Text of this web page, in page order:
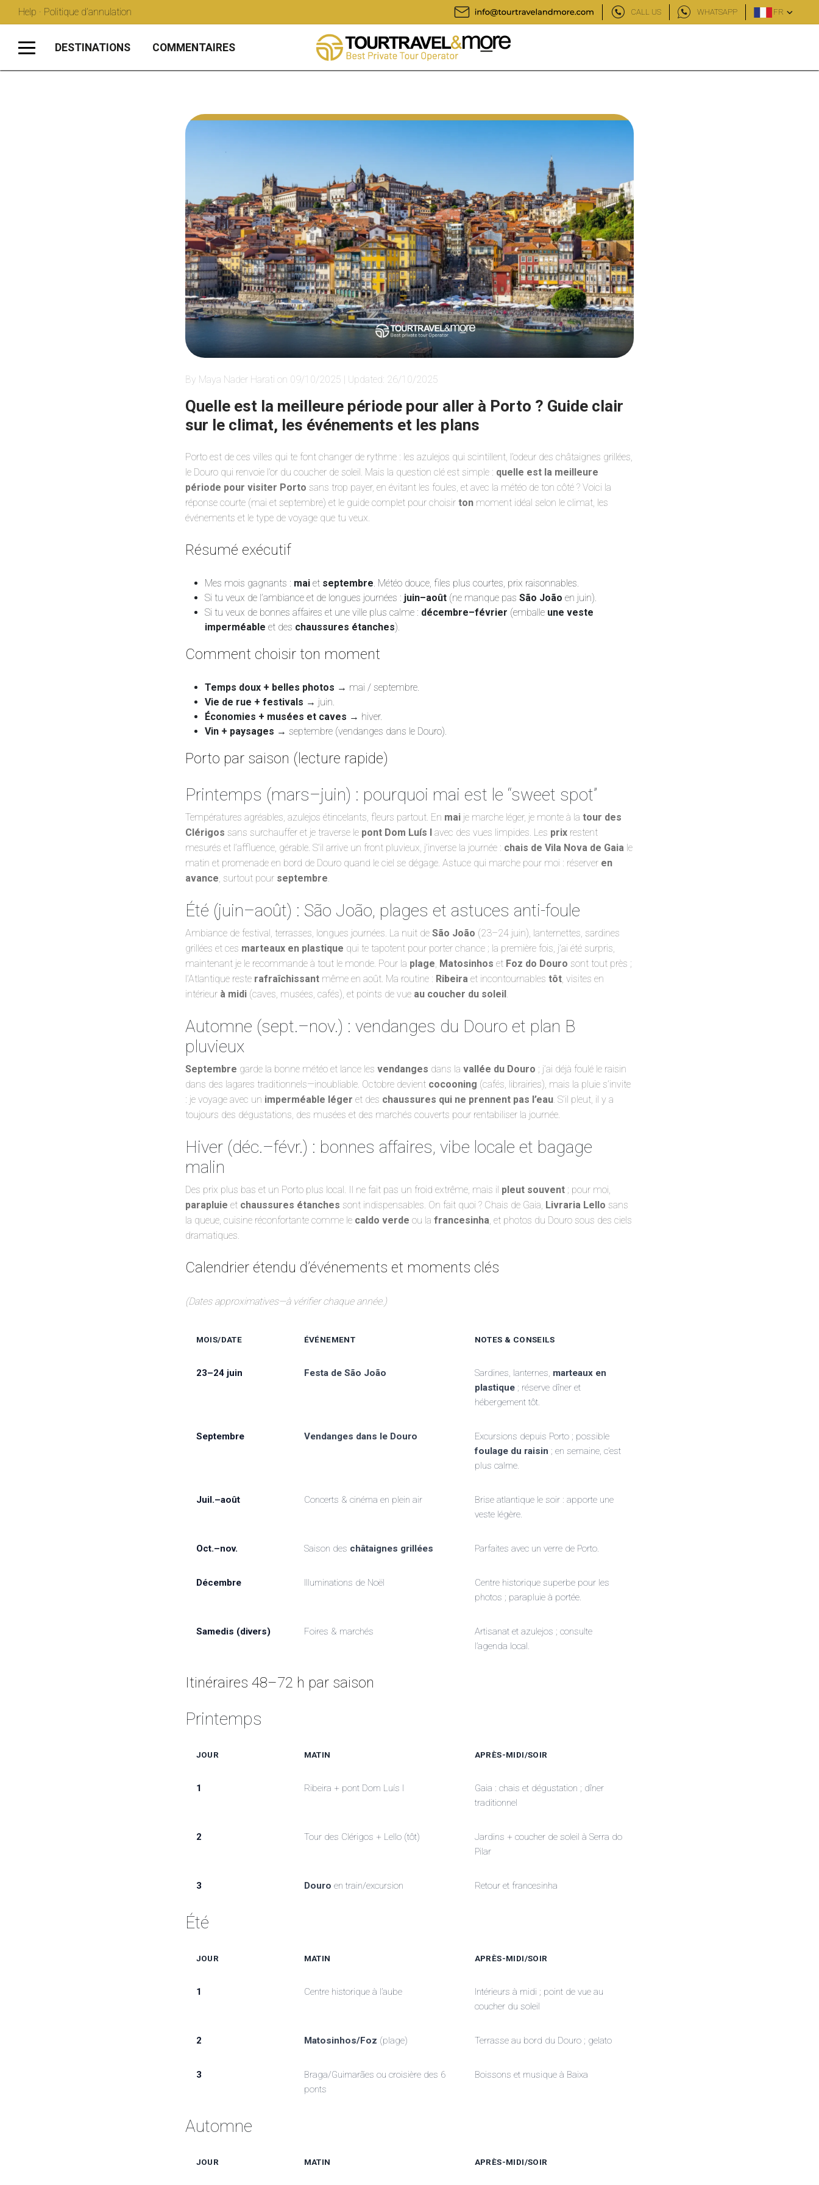
Help · Politique d’annulation CALL US WHATSAPP FR
DESTINATIONS COMMENTAIRES
By Maya Nader Harati on 09/10/2025 | Updated: 26/10/2025
Quelle est la meilleure période pour aller à Porto ? Guide clair
sur le climat, les événements et les plans
Porto est de ces villes qui te font changer de rythme : les azulejos qui scintillent, l’odeur des châtaignes grillées,
le Douro qui renvoie l’or du coucher de soleil. Mais la question clé est simple : quelle est la meilleure
période pour visiter Porto sans trop payer, en évitant les foules, et avec la météo de ton côté ? Voici la
réponse courte (mai et septembre) et le guide complet pour choisir ton moment idéal selon le climat, les
événements et le type de voyage que tu veux.
Résumé exécutif
Mes mois gagnants : mai et septembre. Météo douce, files plus courtes, prix raisonnables.
Si tu veux de l’ambiance et de longues journées : juin–août (ne manque pas São João en juin).
Si tu veux de bonnes affaires et une ville plus calme : décembre–février (emballe une veste
imperméable et des chaussures étanches).
Comment choisir ton moment
Temps doux + belles photos → mai / septembre.
Vie de rue + festivals → juin.
Économies + musées et caves → hiver.
Vin + paysages → septembre (vendanges dans le Douro).
Porto par saison (lecture rapide)
Printemps (mars–juin) : pourquoi mai est le “sweet spot”
Températures agréables, azulejos étincelants, fleurs partout. En mai je marche léger, je monte à la tour des
Clérigos sans surchauffer et je traverse le pont Dom Luís I avec des vues limpides. Les prix restent
mesurés et l’affluence, gérable. S’il arrive un front pluvieux, j’inverse la journée : chais de Vila Nova de Gaia le
matin et promenade en bord de Douro quand le ciel se dégage. Astuce qui marche pour moi : réserver en
avance, surtout pour septembre.
Été (juin–août) : São João, plages et astuces anti-foule
Ambiance de festival, terrasses, longues journées. La nuit de São João (23–24 juin), lanternettes, sardines
grillées et ces marteaux en plastique qui te tapotent pour porter chance ; la première fois, j’ai été surpris,
maintenant je le recommande à tout le monde. Pour la plage, Matosinhos et Foz do Douro sont tout près ;
l’Atlantique reste rafraîchissant même en août. Ma routine : Ribeira et incontournables tôt, visites en
intérieur à midi (caves, musées, cafés), et points de vue au coucher du soleil.
Automne (sept.–nov.) : vendanges du Douro et plan B
pluvieux
Septembre garde la bonne météo et lance les vendanges dans la vallée du Douro ; j’ai déjà foulé le raisin
dans des lagares traditionnels—inoubliable. Octobre devient cocooning (cafés, librairies), mais la pluie s’invite
: je voyage avec un imperméable léger et des chaussures qui ne prennent pas l’eau. S’il pleut, il y a
toujours des dégustations, des musées et des marchés couverts pour rentabiliser la journée.
Hiver (déc.–févr.) : bonnes affaires, vibe locale et bagage
malin
Des prix plus bas et un Porto plus local. Il ne fait pas un froid extrême, mais il pleut souvent ; pour moi,
parapluie et chaussures étanches sont indispensables. On fait quoi ? Chais de Gaia, Livraria Lello sans
la queue, cuisine réconfortante comme le caldo verde ou la francesinha, et photos du Douro sous des ciels
dramatiques.
Calendrier étendu d’événements et moments clés
(Dates approximatives—à vérifier chaque année.)
MOIS/DATE ÉVÉNEMENT NOTES & CONSEILS
23–24 juin Festa de São João Sardines, lanternes, marteaux en
plastique; réserve dîner et
hébergement tôt.
Septembre Vendanges dans le Douro
Excursions depuis Porto ; possible
foulage du raisin ; en semaine, c’est
plus calme.
Juil.–août Concerts & cinéma en plein air
Brise atlantique le soir : apporte une
veste légère.
Oct.–nov. Saison des châtaignes grillées Parfaites avec un verre de Porto.
Décembre Illuminations de Noël
Centre historique superbe pour les
photos ; parapluie à portée.
Samedis (divers) Foires & marchés
Artisanat et azulejos ; consulte
l’agenda local.
Itinéraires 48–72 h par saison
Printemps
JOUR MATIN APRÈS-MIDI/SOIR
1 Ribeira + pont Dom Luís I
Gaia : chais et dégustation ; dîner
traditionnel
2 Tour des Clérigos + Lello (tôt)
Jardins + coucher de soleil à Serra do
Pilar
3 Douro en train/excursion Retour et francesinha
Été
JOUR MATIN APRÈS-MIDI/SOIR
1 Centre historique à l’aube
Intérieurs à midi ; point de vue au
coucher du soleil
2 Matosinhos/Foz (plage) Terrasse au bord du Douro ; gelato
3
Braga/Guimarães ou croisière des 6
ponts
Boissons et musique à Baixa
Automne
JOUR MATIN APRÈS-MIDI/SOIR